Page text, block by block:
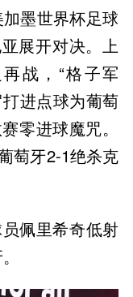
墨世界杯足球
展开对决。上
战，“格子军
进点球为葡萄
零进球魔咒。
萄牙2-1绝杀克
佩里希奇低射